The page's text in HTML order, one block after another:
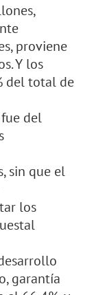
proviene
Y los
del total de
del
sin que el
los
garantía